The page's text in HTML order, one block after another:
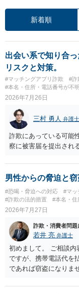
新着順
出会い系で知り合
リスクと対策。
#マッチングアプリ詐欺 #詐
#本名・住所・電話番号が不明
2026年7月26日
三村 勇人 弁護士
詐欺にあっている可能
察に被害届を提出され
男性からの脅迫と
#恐喝・脅迫への対応 #マッ
#詐欺の法的措置
#本名・住
2026年7月27日
詐欺・消費者問
若井 亮 弁護士
初めまして。 ご相談内
ですが、携帯電話代を
であれば窃盗になりま
ず、可能であればブロ